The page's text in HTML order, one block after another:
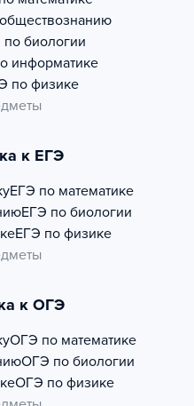
биологии
информатике
по физике
к ЕГЭ
ЕГЭ по математике
ЕГЭ по биологии
ЕГЭ по физике
к ОГЭ
ОГЭ по математике
ОГЭ по биологии
ОГЭ по физике